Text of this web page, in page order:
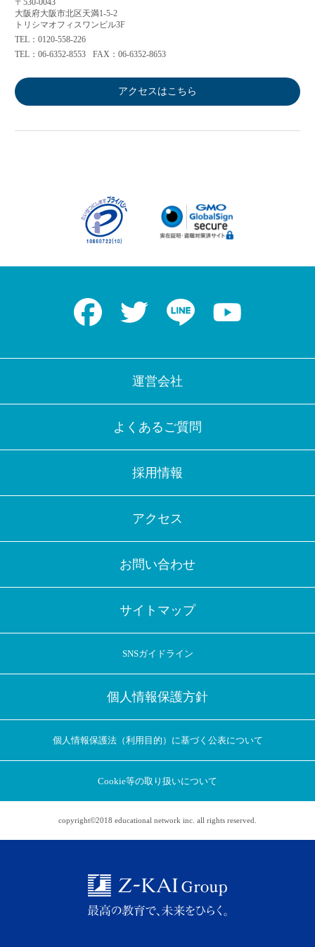
アプリに切り替えてみませんか
アプリ限定のコラムを配信中！
〒530-0043
大阪府大阪市北区天満1-5-2
トリシマオフィスワンビル3F
TEL：0120-558-226
TEL：06-6352-8553
FAX：06-6352-8653
アクセスはこちら
Facebook Twitter LINE
運営会社
よくあるご質問
採用情報
アクセス
お問い合わせ
サイトマップ
SNSガイドライン
個人情報保護方針
個人情報保護法（利用目的）に基づく公表について
Cookie等の取り扱いについて
copyright©2018 educational network inc. all rights reserved.